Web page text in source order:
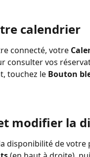
calendrier
connecté, votre
consulter vos
touchez le Bouton
modifier la
disponibilité de votre